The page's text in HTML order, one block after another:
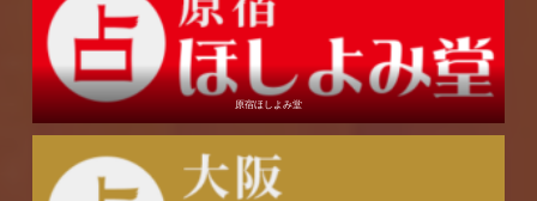
原宿ほしよみ堂